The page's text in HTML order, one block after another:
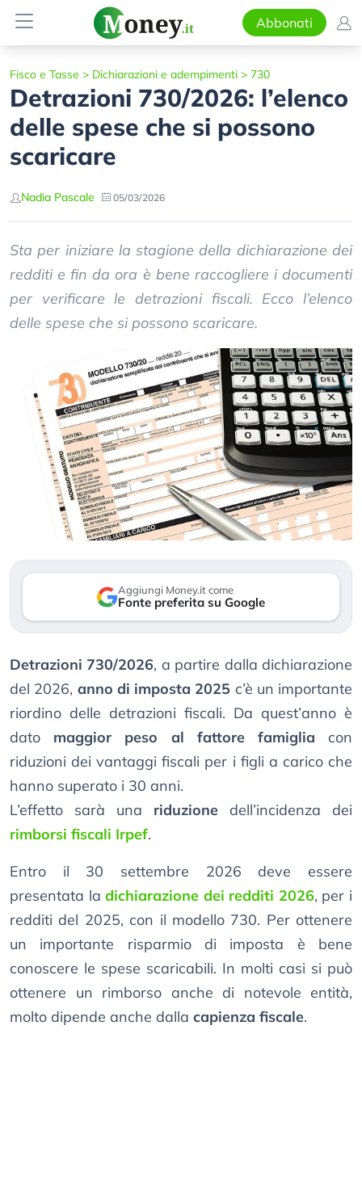
Abbonati
Fisco e Tasse > Dichiarazioni e adempimenti > 730
Detrazioni 730/2026: l’elenco
delle spese che si possono
scaricare
Nadia Pascale 05/03/2026
Sta per iniziare la stagione della dichiarazione dei
redditi e fin da ora è bene raccogliere i documenti
per verificare le detrazioni fiscali. Ecco l’elenco
delle spese che si possono scaricare.
Aggiungi Money.it come
Fonte preferita su Google
Detrazioni 730/2026, a partire dalla dichiarazione
del 2026, anno di imposta 2025 c’è un importante
riordino delle detrazioni fiscali. Da quest’anno è
dato maggior peso al fattore famiglia con
riduzioni dei vantaggi fiscali per i figli a carico che
hanno superato i 30 anni.
L’effetto sarà una riduzione dell’incidenza dei
rimborsi fiscali Irpef.
Entro il 30 settembre 2026 deve essere
presentata ladichiarazione dei redditi 2026, per i
redditi del 2025, con il modello 730. Per ottenere
un importante risparmio di imposta è bene
conoscere le spese scaricabili. In molti casi si può
ottenere un rimborso anche di notevole entità,
molto dipende anche dalla capienza fiscale.